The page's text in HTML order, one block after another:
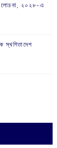
২০২৮-এ
স্থগিতাদেশ